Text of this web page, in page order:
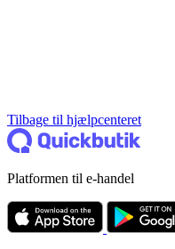
Tilbage til hjælpcenteret
Platformen til e-handel